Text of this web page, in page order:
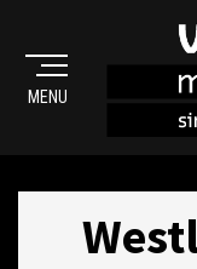
MENU